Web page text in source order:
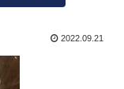
2022.09.21